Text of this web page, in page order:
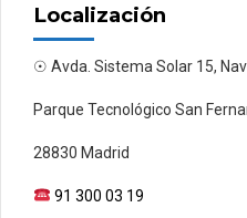
Localización
☉ Avda. Sistema Solar 15,
Parque Tecnológico San
28830 Madrid
91 300 03 19